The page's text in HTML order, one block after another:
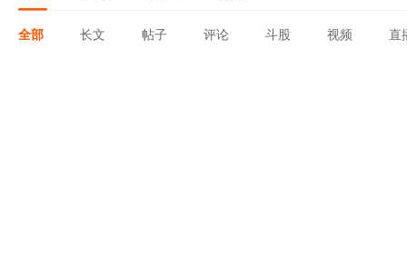
全部 长文 帖子 评论 斗股 视频 直